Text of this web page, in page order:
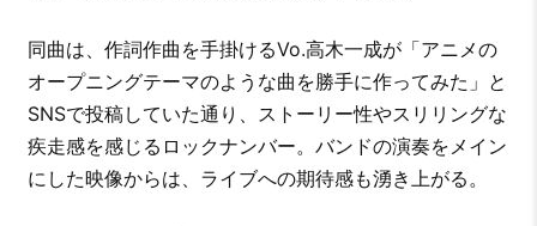
同曲は、作詞作曲を手掛けるVo.高木一成が「アニメの
オープニングテーマのような曲を勝手に作ってみた」と
SNSで投稿していた通り、ストーリー性やスリリングな
疾走感を感じるロックナンバー。バンドの演奏をメイン
にした映像からは、ライブへの期待感も湧き上がる。